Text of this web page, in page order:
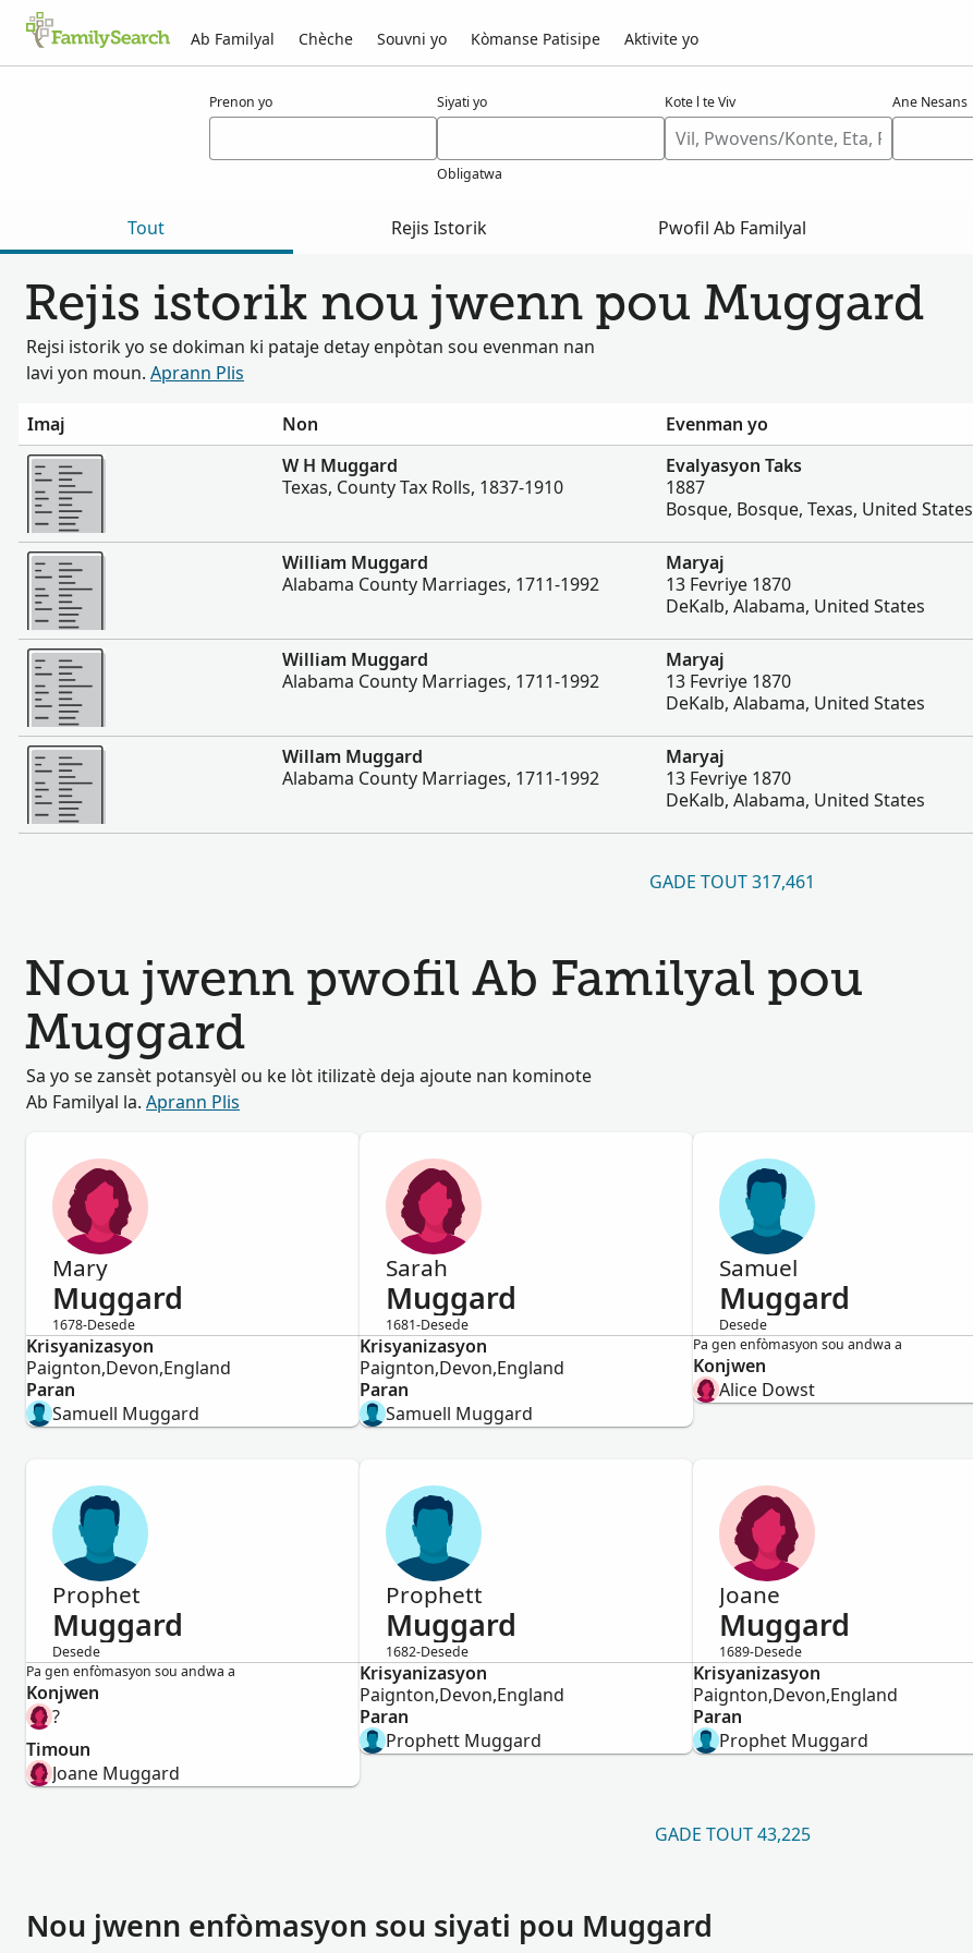
Ab Familyal Chèche Souvni yo Kòmanse Patisipe Aktivite yo
Prenon yo Siyati yo
Obligatwa
Kote l te Viv Ane Nesans
Tout Rejis Istorik Pwofil Ab Familyal
Rejis istorik nou jwenn pou Muggard
Rejsi istorik yo se dokiman ki pataje detay enpòtan sou evenman nan
lavi yon moun. Aprann Plis
Imaj Non Evenman yo
Plis
W H Muggard
Texas, County Tax Rolls, 1837-1910
Evalyasyon Taks
1887
Bosque, Bosque, Texas, United States
Plis
William Muggard
Alabama County Marriages, 1711-1992
Maryaj
13 Fevriye 1870
DeKalb, Alabama, United States
Plis
William Muggard
Alabama County Marriages, 1711-1992
Maryaj
13 Fevriye 1870
DeKalb, Alabama, United States
Plis
Willam Muggard
Alabama County Marriages, 1711-1992
Maryaj
13 Fevriye 1870
DeKalb, Alabama, United States
GADE TOUT 317,461
Nou jwenn pwofil Ab Familyal pou
Muggard
Sa yo se zansèt potansyèl ou ke lòt itilizatè deja ajoute nan kominote
Ab Familyal la. Aprann Plis
Mary
Muggard
1678-Desede
Fi
Krisyanizasyon
Paignton,Devon,England
Paran
Samuell Muggard
Sarah
Muggard
1681-Desede
Fi
Krisyanizasyon
Paignton,Devon,England
Paran
Samuell Muggard
Samuel
Muggard
Desede
Gason
Pa gen enfòmasyon sou andwa a
Konjwen
Alice Dowst
Prophet
Muggard
Desede
Gason
Pa gen enfòmasyon sou andwa a
Konjwen
?
Timoun
Joane Muggard
Prophett
Muggard
1682-Desede
Gason
Krisyanizasyon
Paignton,Devon,England
Paran
Prophett Muggard
Joane
Muggard
1689-Desede
Fi
Krisyanizasyon
Paignton,Devon,England
Paran
Prophet Muggard
GADE TOUT 43,225
Nou jwenn enfòmasyon sou siyati pou Muggard